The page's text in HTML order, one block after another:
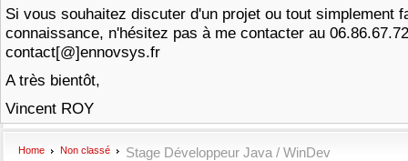
Si vous souhaitez discuter d'un projet ou tout simplement
connaissance, n'hésitez pas à me contacter au
contact[@]ennovsys.fr
A très bientôt,
Vincent ROY
Home Non classé Stage Développeur Java / WinDev